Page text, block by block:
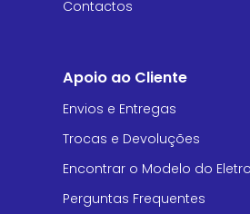
Contactos
Apoio ao Cliente
Envios e Entregas
Trocas e Devoluções
Encontrar o Modelo do
Perguntas Frequentes